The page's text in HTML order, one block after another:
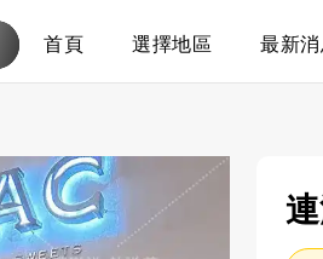
首頁 選擇地區 最新消